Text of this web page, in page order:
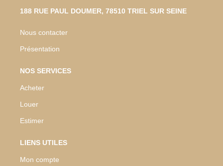
188 RUE PAUL DOUMER, 78510 TRIEL SUR SEINE
Nous contacter
Présentation
NOS SERVICES
Acheter
Louer
Estimer
LIENS UTILES
Mon compte